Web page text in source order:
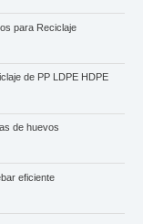
para Reciclaje
de PP LDPE HDPE
de huevos
eficiente